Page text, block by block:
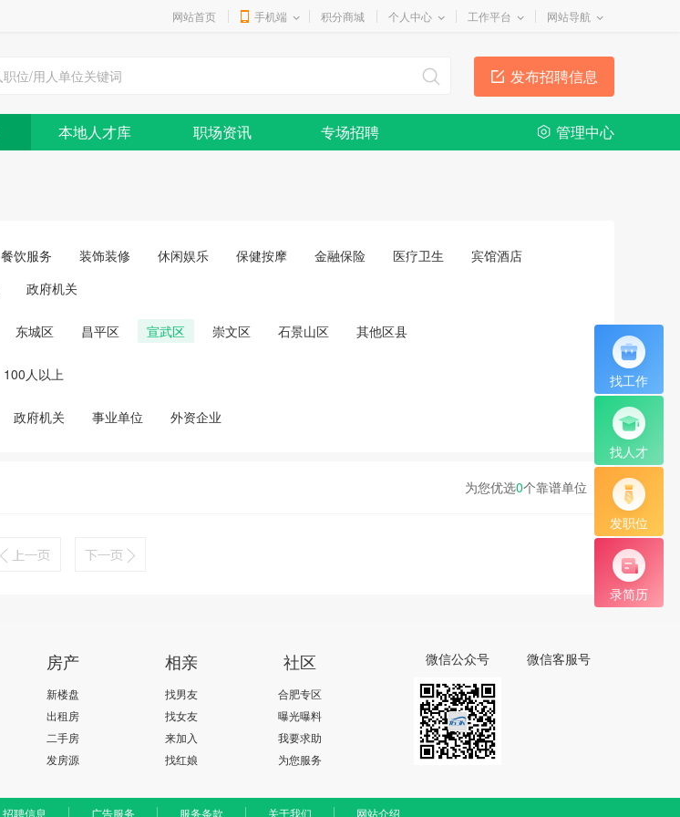
网站首页 手机端 积分商城 个人中心 工作平台 网站导航
发布招聘信息
本地人才库 职场资讯 专场招聘 管理中心
找工作
找人才
发职位
录简历
餐饮服务 装饰装修 休闲娱乐 保健按摩 金融保险 医疗卫生
宾馆酒店
政府机关
东城区 昌平区 宣武区 崇文区 石景山区 其他区县
100人以上
政府机关 事业单位 外资企业
为您优选0个靠谱单位
房产
新楼盘
出租房
二手房
发房源
相亲
找男友
找女友
来加入
找红娘
社区
合肥专区
曝光曝料
我要求助
为您服务
微信公众号 微信客服号
招聘信息 广告服务 服务条款 关于我们 网站介绍